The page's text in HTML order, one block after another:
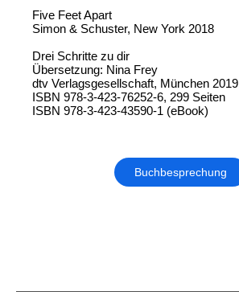
Five Feet Apart
Simon & Schuster, New York 2018
Drei Schritte zu dir
Übersetzung: Nina Frey
dtv Verlagsgesellschaft, München 2019
ISBN 978-3-423-76252-6, 299 Seiten
ISBN 978-3-423-43590-1 (eBook)
Buchbesprechung